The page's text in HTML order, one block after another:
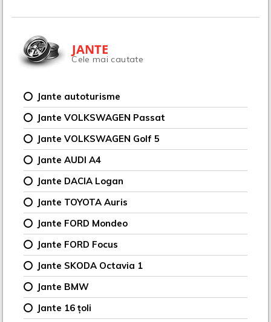
JANTE
Cele mai cautate
Jante autoturisme
Jante VOLKSWAGEN Passat
Jante VOLKSWAGEN Golf 5
Jante AUDI A4
Jante DACIA Logan
Jante TOYOTA Auris
Jante FORD Mondeo
Jante FORD Focus
Jante SKODA Octavia 1
Jante BMW
Jante 16 țoli